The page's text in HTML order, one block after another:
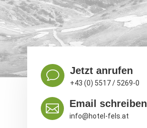
v Jetzt anrufen
+43 (0) 5517 / 5269-0
 Email schreiben
info@hotel-fels.at